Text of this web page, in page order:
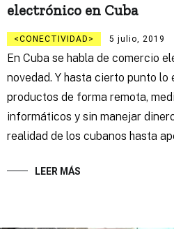
electrónico en Cuba
CONECTIVIDAD 5 julio, 2019
En Cuba se habla de comercio
novedad. Y hasta cierto punto lo
productos de forma remota,
informáticos y sin manejar
realidad de los cubanos hasta
LEER MÁS